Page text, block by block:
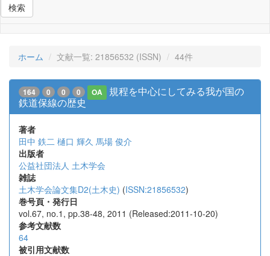
検索
ホーム 文献一覧: 21856532 (ISSN) 44件
164 0 0 0 OA
規程を中心にしてみる我が国の
鉄道保線の歴史
著者
田中 鉄二 樋口 輝久 馬場 俊介
出版者
公益社団法人 土木学会
雑誌
土木学会論文集D2(土木史) (ISSN:21856532)
巻号頁・発行日
vol.67, no.1, pp.38-48, 2011 (Released:2011-10-20)
参考文献数
64
被引用文献数